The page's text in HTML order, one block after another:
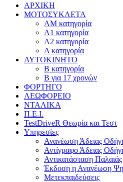
ΑΡΧΙΚΗ
ΜΟΤΟΣΥΚΛΕΤΑ
ΑΜ κατηγορία
Α1 κατηγορία
Α2 κατηγορία
Α κατηγορία
ΑΥΤΟΚΙΝΗΤΟ
B κατηγορία
Β για 17 χρονών
ΦΟΡΤΗΓΟ
ΛΕΩΦΟΡΕΙΟ
ΝΤΑΛΙΚΑ
Π.Ε.Ι.
TestDriveR Θεωρία και Τεστ
Υπηρεσίες
Ανανέωση Άδειας
Αντίγραφο Άδειας
Αντικατάσταση
Έκδοση η Ανανέωση
Μετεκπαιδεύσεις